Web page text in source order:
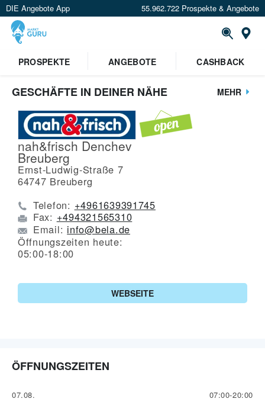
DIE Angebote App 55.962.722 Prospekte & Angebote
PROSPEKTE
ANGEBOTE CASHBACK
GESCHÄFTE IN DEINER NÄHE MEHR
nah&frisch Denchev
Breuberg
Ernst-Ludwig-Straße 7
64747 Breuberg
Telefon: +4961639391745
Fax: +494321565310
Email: info@bela.de
Öffnungszeiten heute:
05:00-18:00
WEBSEITE
ÖFFNUNGSZEITEN
07.08.
07:00-20:00